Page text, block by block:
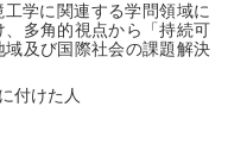
学に関連する学問領域に
多角的視点から「持続可
及び国際社会の課題解決
付けた人